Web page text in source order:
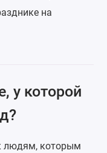
на
у которой
людям, которым